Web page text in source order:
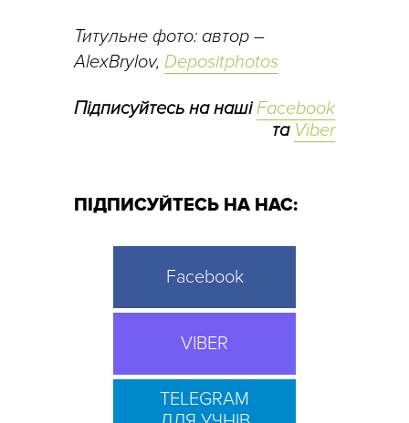
Титульне фото: автор –
AlexBrylov, Depositphotos
Підписуйтесь на нашіFacebook
та Viber
ПІДПИСУЙТЕСЬ НА НАС:
Facebook
VIBER
TELEGRAM